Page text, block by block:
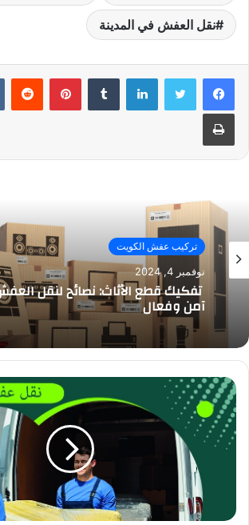
نقل العفش في المدينة
لينكدإن بينتيريست
طباعة
تركيب عفش الكويت
نوفمبر 4, 2024
تفكيك قطع الأثاث: نصائح لنقل
آمن وفعال